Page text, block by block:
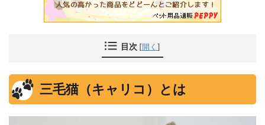
目次 [開く ]
三毛猫（キャリコ）とは